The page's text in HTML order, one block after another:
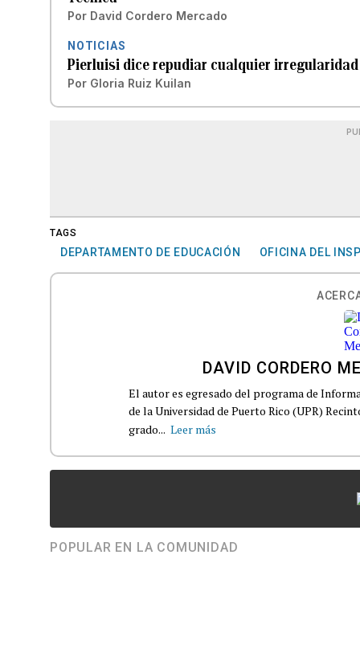
Por David Cordero Mercado
NOTICIAS
Pierluisi dice repudiar cualquier
Por Gloria Ruiz Kuilan
TAGS
DEPARTAMENTO DE EDUCACIÓN OFICINA DEL
DAVID CORDERO
El autor es egresado del programa de
de la Universidad de Puerto Rico (UPR)
grado... Leer más
POPULAR EN LA COMUNIDAD